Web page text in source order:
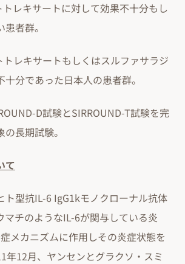
キサートに対して効果不十分もし
患者群。
キサートもしくはスルファサラジ
分であった日本人の患者群。
D試験とSIRROUND-T試験を完
長期試験。
て
ト型抗IL-6 IgG1kモノクローナル抗体
マチのようなIL-6が関与している炎
メカニズムに作用しその炎症状態を
年12月、ヤンセンとグラクソ・スミ